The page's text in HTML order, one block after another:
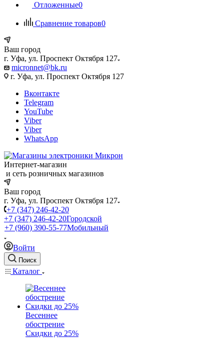
Отложенные0
Сравнение товаров0
Ваш город
г. Уфа, ул. Проспект Октября 127
micronnet@bk.ru
г. Уфа, ул. Проспект Октября 127
Вконтакте
Telegram
YouTube
Viber
Viber
WhatsApp
Интернет-магазин
и сеть розничных магазинов
Ваш город
г. Уфа, ул. Проспект Октября 127
+7 (347) 246-42-20
+7 (347) 246-42-20Городской
+7 (960) 390-55-77Мобильный
Войти
Поиск
Каталог
Весеннее
обострение
Скидки до 25%